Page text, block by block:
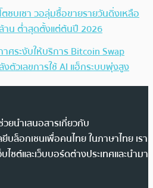
ซบเซา วอลุ่มซื้อขายรายวันดิ่งเหลือ
าน ต่ำสุดตั้งแต่ต้นปี 2026
ศระงับให้บริการ Bitcoin Swap
ตัวเลขการใช้ AI แฮ็กระบบพุ่งสูง
ยนำเสนอสารเกี่ยวกับ
บล็อกเชนเพื่อคนไทย ในภาษาไทย เรา
ซต์และเว็บบอร์ดต่างประเทศและนำมา